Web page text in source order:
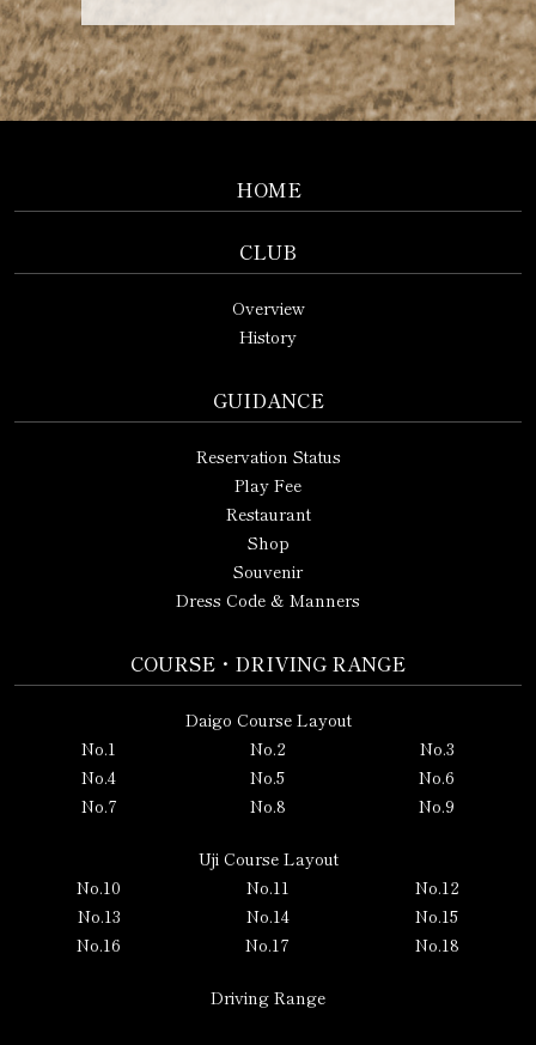
HOME
CLUB
Overview
History
GUIDANCE
Reservation Status
Play Fee
Restaurant
Shop
Souvenir
Dress Code & Manners
COURSE・DRIVING RANGE
Daigo Course Layout
No.1
No.2
No.3
No.4
No.5
No.6
No.7
No.8 No.9
Uji Course Layout
No.10
No.11
No.12
No.13
No.14
No.15
No.16
No.17 No.18
Driving Range